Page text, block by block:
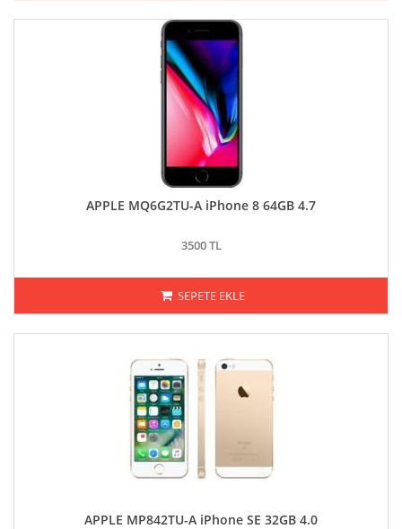
APPLE MQ6G2TU-A iPhone 8 64GB 4.7
3500 TL
SEPETE EKLE
APPLE MP842TU-A iPhone SE 32GB 4.0